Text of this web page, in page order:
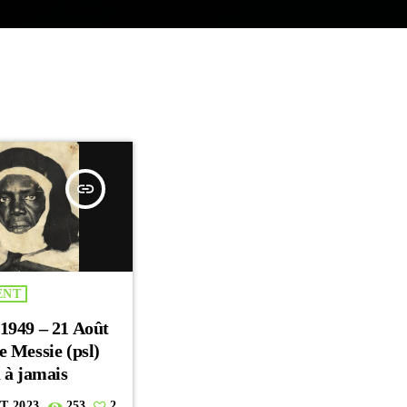
insert_link
– 21 Août
Messie (psl)
à jamais